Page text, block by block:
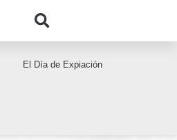
El Día de Expiación